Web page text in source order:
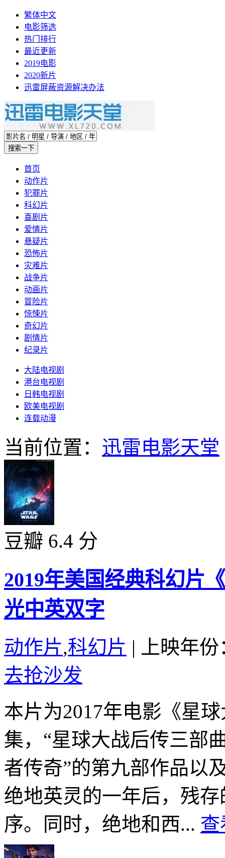
繁体中文
电影筛选
热门排行
最近更新
2019电影
2020新片
迅雷屏蔽资源解决办法
首页
动作片
犯罪片
科幻片
喜剧片
爱情片
悬疑片
恐怖片
灾难片
战争片
动画片
冒险片
惊悚片
奇幻片
剧情片
纪录片
大陆电视剧
港台电视剧
日韩电视剧
欧美电视剧
连载动漫
当前位置： 迅雷电影天堂
豆瓣 6.4 分
2019年美国经典科幻片
光中英双字
动作片,科幻片 |
上映年
去抢沙发
本片为2017年电影《星
集，“星球大战后传三部
者传奇”的第九部作品以
绝地英灵的一年后，残
序。同时，绝地和西... 查